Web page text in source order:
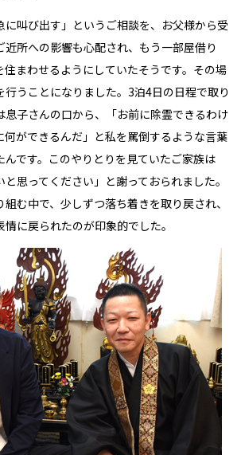
叫び出す」というご相談を、お父様から受
近所への影響も心配され、もう一部屋借り
住まわせるようにしていたそうです。その場
うことになりました。3泊4日の日程で取り
息子さんの口から、「お前に除霊できるわけ
何ができるんだ」と私を罵倒するような言葉
です。このやりとりを見ていたご家族は
と思ってください」と謝っておられました。
む中で、少しずつ落ち着きを取り戻され、
に戻られたのが印象的でした。